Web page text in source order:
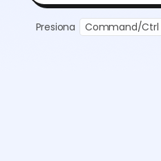
Presiona Command/Ctrl